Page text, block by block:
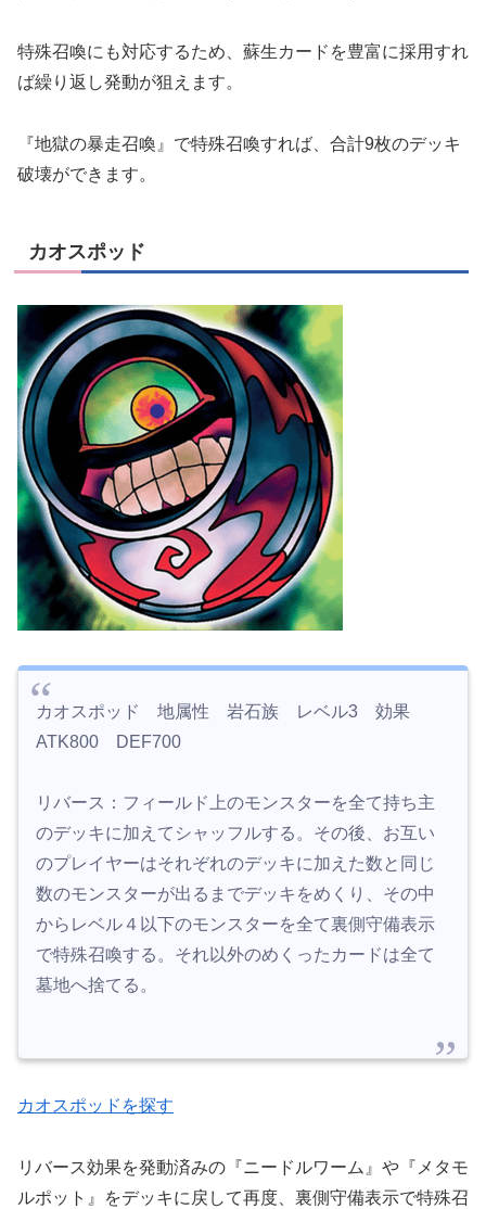
特殊召喚にも対応するため、蘇生カードを豊富に採用すれ
ば繰り返し発動が狙えます。
『地獄の暴走召喚』で特殊召喚すれば、合計9枚のデッキ
破壊ができます。
カオスポッド
カオスポッド 地属性 岩石族 レベル3 効果
ATK800 DEF700
リバース：フィールド上のモンスターを全て持ち主
のデッキに加えてシャッフルする。その後、お互い
のプレイヤーはそれぞれのデッキに加えた数と同じ
数のモンスターが出るまでデッキをめくり、その中
からレベル４以下のモンスターを全て裏側守備表示
で特殊召喚する。それ以外のめくったカードは全て
墓地へ捨てる。
カオスポッドを探す
リバース効果を発動済みの『ニードルワーム』や『メタモ
ルポット』をデッキに戻して再度、裏側守備表示で特殊召